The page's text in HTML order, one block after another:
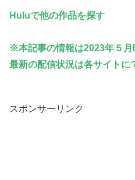
Huluで他の作品を探す
※本記事の情報は2023年５月
最新の配信状況は各サイトに
スポンサーリンク